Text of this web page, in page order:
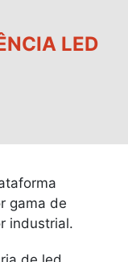
LED
gama de
industrial.